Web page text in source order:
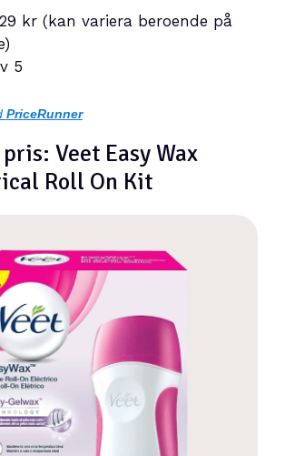
kr (kan variera beroende på
5
PriceRunner
Veet Easy Wax
Roll On Kit